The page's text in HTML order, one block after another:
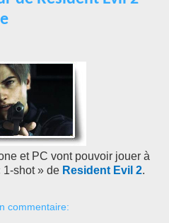
et PC vont pouvoir jouer à
1-shot » de Resident Evil 2.
commentaire: